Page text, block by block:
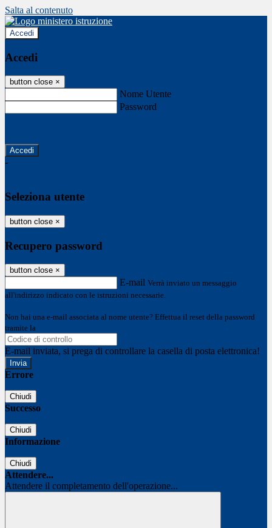
Salta al contenuto
Accedi
Accedi
button close ×
Nome Utente
Password
-
Seleziona utente
button close ×
Recupero password
button close ×
E-mail Verrà inviato un messaggio
all'indirizzo indicato con le istruzioni necessarie.
Non hai una e-mail associata al nome utente? Effettua il reset della password
tramite la
E-mail inviata, si prega di controllare la casella di posta elettronica!
Errore
Chiudi
Successo
Chiudi
Informazione
Chiudi
Attendere...
Attendere il completamento dell'operazione...